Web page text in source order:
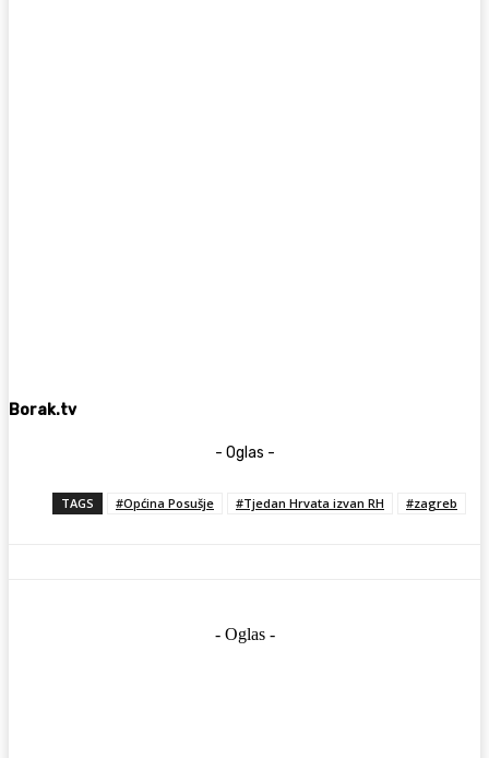
Borak.tv
- Oglas -
TAGS #Općina Posušje #Tjedan Hrvata izvan RH #zagreb
- Oglas -